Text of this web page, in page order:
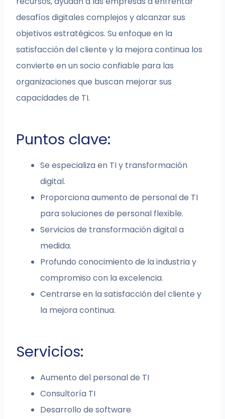
desafíos digitales complejos y alcanzar sus
objetivos estratégicos. Su enfoque en la
satisfacción del cliente y la mejora continua los
convierte en un socio confiable para las
organizaciones que buscan mejorar sus
capacidades de TI.
Puntos clave:
Se especializa en TI y transformación
digital.
Proporciona aumento de personal de TI
para soluciones de personal flexible.
Servicios de transformación digital a
medida.
Profundo conocimiento de la industria y
compromiso con la excelencia.
Centrarse en la satisfacción del cliente y
la mejora continua.
Servicios:
Aumento del personal de TI
Consultoría TI
Desarrollo de software